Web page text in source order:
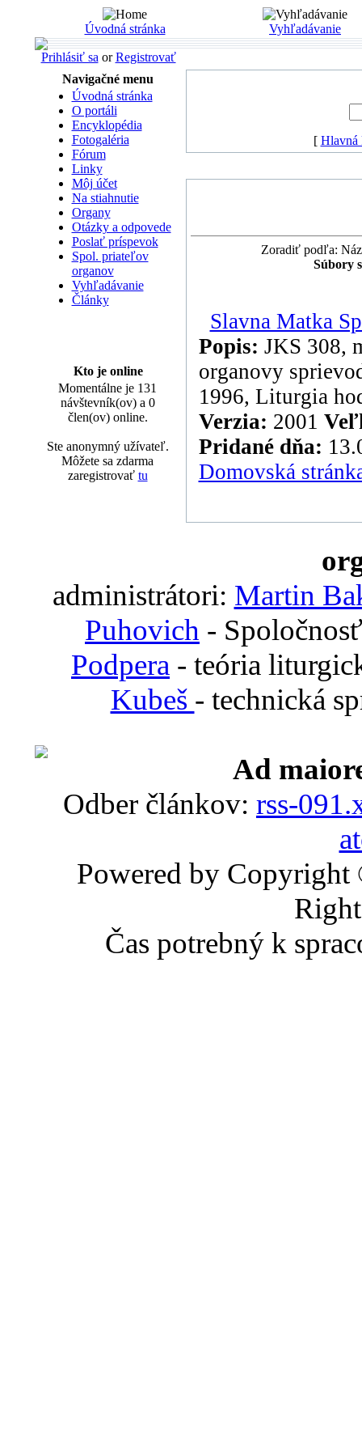
Úvodná stránka Vyhľadávanie
Prihlásiť sa orRegistrovať
Navigačné menu
Úvodná stránka
O portáli
Encyklopédia
Fotogaléria
Fórum
Linky
Môj účet
Na stiahnutie
Organy
Otázky a odpovede
Poslať príspevok
Spol. priateľov
organov
Vyhľadávanie
Články
Kto je online
Momentálne je 131
návštevník(ov) a 0
člen(ov) online.
Ste anonymný užívateľ.
Môžete sa zdarma
zaregistrovať tu
[ Hlavná
Zoradiť podľa:
Súbory
Slavna Matka
Popis: JKS 308,
organovy
1996, Liturgia
Verzia: 2001
Pridané dňa:
Domovská
administrátori: Martin
Puhovich -
Podpera - teória
Kubeš - technická
Ad
Odber článkov: rss-
Powered by
Čas potrebný k